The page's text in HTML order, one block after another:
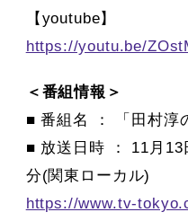
【youtube】
https://youtu.be/
＜番組情報＞
■ 番組名 ： 「田村淳
■ 放送日時 ： 11月
分(関東ローカル)
https://www.tv-